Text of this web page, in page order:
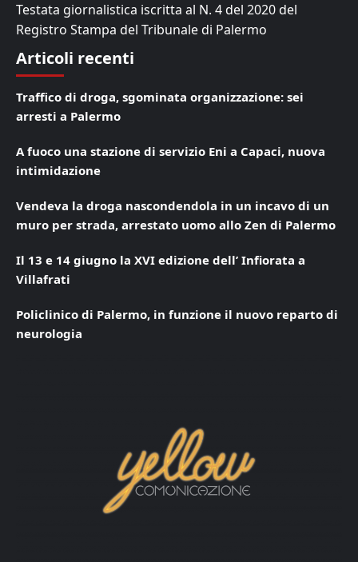
Testata giornalistica iscritta al N. 4 del 2020 del
Registro Stampa del Tribunale di Palermo
Articoli recenti
Traffico di droga, sgominata organizzazione: sei
arresti a Palermo
A fuoco una stazione di servizio Eni a Capaci, nuova
intimidazione
Vendeva la droga nascondendola in un incavo di un
muro per strada, arrestato uomo allo Zen di Palermo
Il 13 e 14 giugno la XVI edizione dell’ Infiorata a
Villafrati
Policlinico di Palermo, in funzione il nuovo reparto di
neurologia